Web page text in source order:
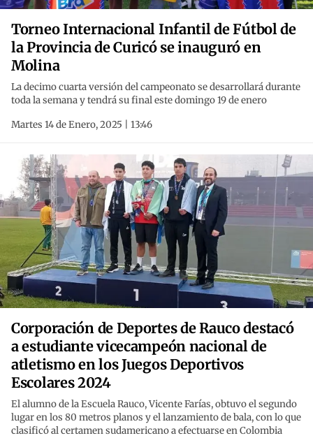
Torneo Internacional Infantil de Fútbol de
la Provincia de Curicó se inauguró en
Molina
La decimo cuarta versión del campeonato se desarrollará durante
toda la semana y tendrá su final este domingo 19 de enero
Martes 14 de Enero, 2025 | 13:46
Corporación de Deportes de Rauco destacó
a estudiante vicecampeón nacional de
atletismo en los Juegos Deportivos
Escolares 2024
El alumno de la Escuela Rauco, Vicente Farías, obtuvo el segundo
lugar en los 80 metros planos y el lanzamiento de bala, con lo que
clasificó al certamen sudamericano a efectuarse en Colombia